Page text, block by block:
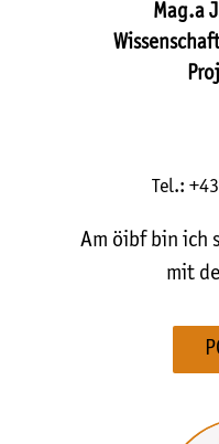
Mag.a
Tel.:
Am öibf bin ich
mit